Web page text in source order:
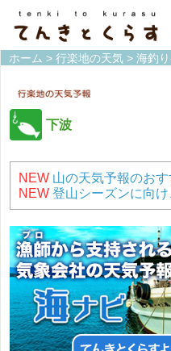
ホーム > 行楽地の天気 > 海釣
下波
NEW 山の天気予報のお
NEW 登山シーズンに向け